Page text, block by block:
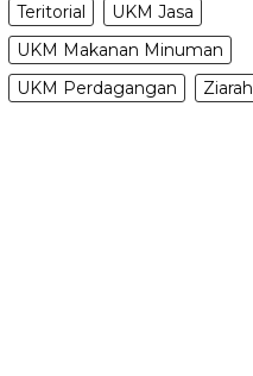
Teritorial
UKM Jasa
UKM Makanan Minuman
UKM Perdagangan
Ziarah